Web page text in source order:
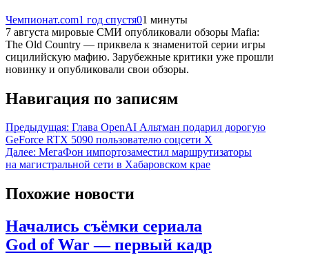
Чемпионат.com1 год спустя01 минуты
7 августа мировые СМИ опубликовали обзоры Mafia:
The Old Country — приквела к знаменитой серии игры
сицилийскую мафию. Зарубежные критики уже прошли
новинку и опубликовали свои обзоры.
Навигация по записям
Предыдущая: Глава OpenAI Альтман подарил дорогую
GeForce RTX 5090 пользователю соцсети X
Далее: МегаФон импортозаместил маршрутизаторы
на магистральной сети в Хабаровском крае
Похожие новости
Начались съёмки сериала
God of War — первый кадр